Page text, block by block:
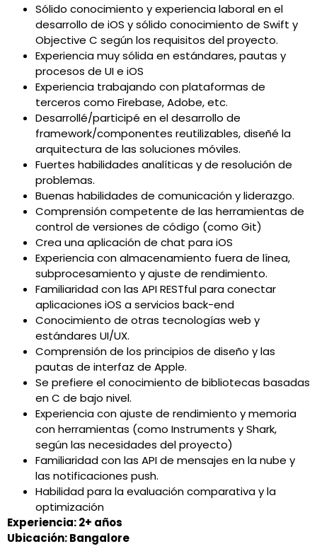
Sólido conocimiento y experiencia laboral en el
desarrollo de iOS y sólido conocimiento de Swift y
Objective C según los requisitos del proyecto.
Experiencia muy sólida en estándares, pautas y
procesos de UI e iOS
Experiencia trabajando con plataformas de
terceros como Firebase, Adobe, etc.
Desarrollé/participé en el desarrollo de
framework/componentes reutilizables, diseñé la
arquitectura de las soluciones móviles.
Fuertes habilidades analíticas y de resolución de
problemas.
Buenas habilidades de comunicación y liderazgo.
Comprensión competente de las herramientas de
control de versiones de código (como Git)
Crea una aplicación de chat para iOS
Experiencia con almacenamiento fuera de línea,
subprocesamiento y ajuste de rendimiento.
Familiaridad con las API RESTful para conectar
aplicaciones iOS a servicios back-end
Conocimiento de otras tecnologías web y
estándares UI/UX.
Comprensión de los principios de diseño y las
pautas de interfaz de Apple.
Se prefiere el conocimiento de bibliotecas basadas
en C de bajo nivel.
Experiencia con ajuste de rendimiento y memoria
con herramientas (como Instruments y Shark,
según las necesidades del proyecto)
Familiaridad con las API de mensajes en la nube y
las notificaciones push.
Habilidad para la evaluación comparativa y la
optimización
Experiencia: 2+ años
Ubicación: Bangalore